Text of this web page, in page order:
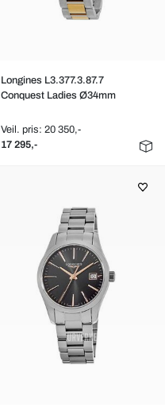
Longines L3.377.3.87.7
Conquest Ladies Ø34mm
Veil. pris: 20 350,-
17 295,-